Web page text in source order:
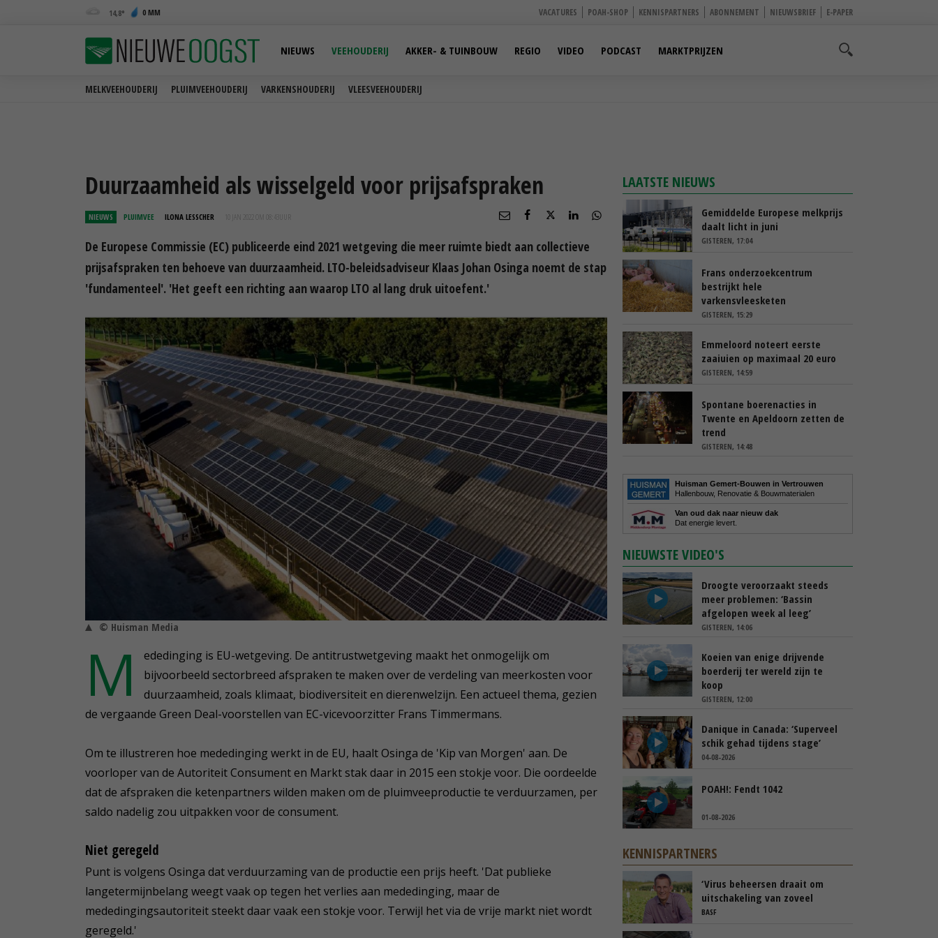
14,8 0 MM VACATURES POAH-SHOP KENNISPARTNERS ABONNEMENT NIEUWSBRIEF E-PAPER
MELKVEEHOUDERIJ PLUIMVEEHOUDERIJ VARKENSHOUDERIJ VLEESVEEHOUDERIJ
NIEUWS VEEHOUDERIJ AKKER- & TUINBOUW REGIO VIDEO PODCAST MARKTPRIJZEN
Duurzaamheid als wisselgeld voor prijsafspraken
NIEUWS PLUIMVEE ILONA LESSCHER 10 JAN 2022 OM 08:43
De Europese Commissie (EC) publiceerde eind 2021 wetgeving die meer ruimte biedt aan collectieve
prijsafspraken ten behoeve van duurzaamheid. LTO-beleidsadviseur Klaas Johan Osinga noemt de stap
'fundamenteel'. 'Het geeft een richting aan waarop LTO al lang druk uitoefent.'
© Huisman Media
M
ededinging is EU-wetgeving. De antitrustwetgeving maakt het onmogelijk om
bijvoorbeeld sectorbreed afspraken te maken over de verdeling van meerkosten voor
duurzaamheid, zoals klimaat, biodiversiteit en dierenwelzijn. Een actueel thema, gezien
de vergaande Green Deal-voorstellen van EC-vicevoorzitter Frans Timmermans.
Om te illustreren hoe mededinging werkt in de EU, haalt Osinga de 'Kip van Morgen' aan. De
voorloper van de Autoriteit Consument en Markt stak daar in 2015 een stokje voor. Die oordeelde
dat de afspraken die ketenpartners wilden maken om de pluimveeproductie te verduurzamen, per
saldo nadelig zou uitpakken voor de consument.
Niet geregeld
Punt is volgens Osinga dat verduurzaming van de productie een prijs heeft. 'Dat publieke
langetermijnbelang weegt vaak op tegen het verlies aan mededinging, maar de
mededingingsautoriteit steekt daar vaak een stokje voor. Terwijl het via de vrije markt niet wordt
geregeld.'
LAATSTE NIEUWS
Gemiddelde Europese melkprijs
daalt licht in juni
GISTEREN, 17:04
Frans onderzoekcentrum
bestrijkt hele
varkensvleesketen
GISTEREN, 15:29
Emmeloord noteert eerste
zaaiuien op maximaal 20 euro
GISTEREN, 14:59
Spontane boerenacties in
Twente en Apeldoorn zetten de
trend
GISTEREN, 14:48
Huisman Gemert-Bouwen in Vertrouwen
Hallenbouw, Renovatie & Bouwmaterialen
Van oud dak naar nieuw dak
Dat energie levert.
NIEUWSTE VIDEO'S
Droogte veroorzaakt steeds
meer problemen: ‘Bassin
afgelopen week al leeg’
GISTEREN, 14:06
Koeien van enige drijvende
boerderij ter wereld zijn te
koop
GISTEREN, 12:00
Danique in Canada: ‘Superveel
schik gehad tijdens stage’
04-08-2026
POAH!: Fendt 1042
01-08-2026
KENNISPARTNERS
‘Virus beheersen draait om
uitschakeling van zoveel
mogelijk risico’s’
BASF